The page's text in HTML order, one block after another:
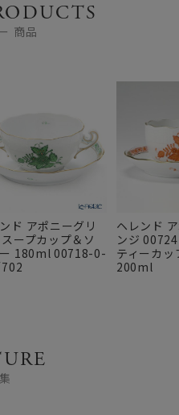
商品
ド アポニーグリ
ープカップ＆ソ
180ml 00718-0-
ヘレンド
ンジ
ティーカ
200ml